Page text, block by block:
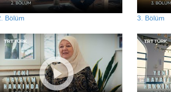
Bölüm 3. Bölüm